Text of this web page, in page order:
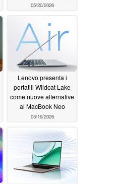
05/20/2026
Lenovo presenta i
portatili Wildcat Lake
come nuove alternative
al MacBook Neo
05/19/2026